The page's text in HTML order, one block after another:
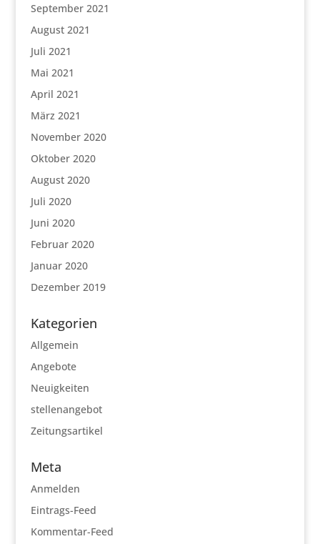
September 2021
August 2021
Juli 2021
Mai 2021
April 2021
März 2021
November 2020
Oktober 2020
August 2020
Juli 2020
Juni 2020
Februar 2020
Januar 2020
Dezember 2019
Kategorien
Allgemein
Angebote
Neuigkeiten
stellenangebot
Zeitungsartikel
Meta
Anmelden
Eintrags-Feed
Kommentar-Feed